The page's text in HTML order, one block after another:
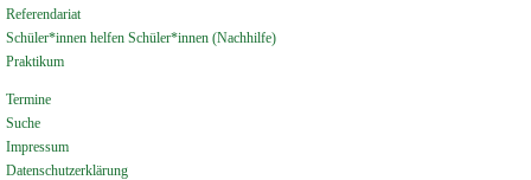
Referendariat
Schüler*innen helfen Schüler*innen (Nachhilfe)
Praktikum
Termine
Suche
Impressum
Datenschutzerklärung